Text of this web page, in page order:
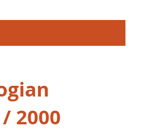
2000